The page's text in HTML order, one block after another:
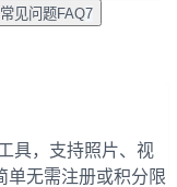
常见问题 FAQ7
具，支持照片、视
单无需注册或积分限